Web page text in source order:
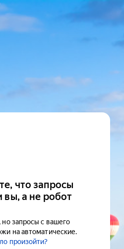
что запросы
вы, а не робот
запросы с вашего
на автоматические.
произойти?